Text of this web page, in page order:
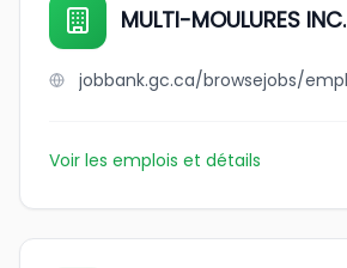
MULTI-MOULURES INC.
Voir les emplois et détails